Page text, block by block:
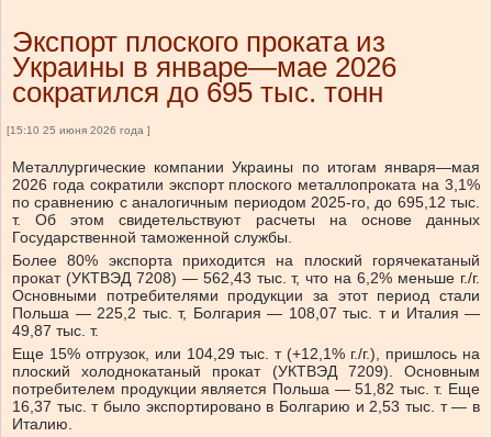
Экспорт плоского проката из
Украины в январе—мае 2026
сократился до 695 тыс. тонн
[15:10 25 июня 2026 года ]
Металлургические компании Украины по итогам января—мая
2026 года сократили экспорт плоского металлопроката на 3,1%
по сравнению с аналогичным периодом 2025-го, до 695,12 тыс.
т. Об этом свидетельствуют расчеты на основе данных
Государственной таможенной службы.
Более 80% экспорта приходится на плоский горячекатаный
прокат (УКТВЭД 7208) — 562,43 тыс. т, что на 6,2% меньше г./г.
Основными потребителями продукции за этот период стали
Польша — 225,2 тыс. т, Болгария — 108,07 тыс. т и Италия —
49,87 тыс. т.
Еще 15% отгрузок, или 104,29 тыс. т (+12,1% г./г.), пришлось на
плоский холоднокатаный прокат (УКТВЭД 7209). Основным
потребителем продукции является Польша — 51,82 тыс. т. Еще
16,37 тыс. т было экспортировано в Болгарию и 2,53 тыс. т — в
Италию.